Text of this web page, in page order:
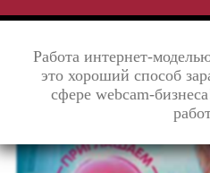
Работа интернет-
это хороший способ
сфере webcam-